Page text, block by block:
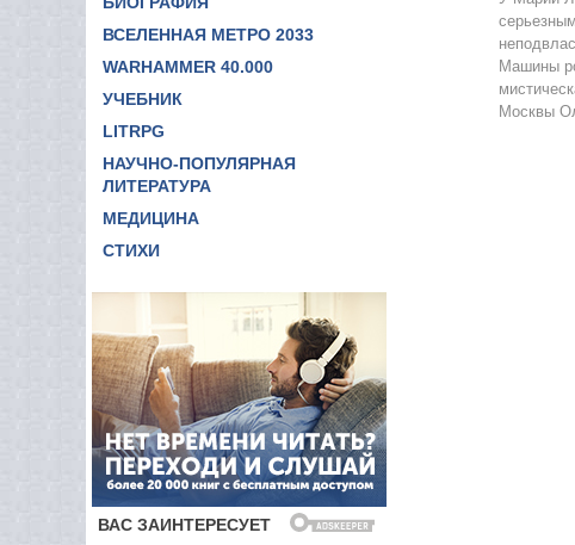
ВСЕЛЕННАЯ МЕТРО 2033
WARHAMMER 40.000
УЧЕБНИК
LITRPG
НАУЧНО-ПОПУЛЯРНАЯ
ЛИТЕРАТУРА
МЕДИЦИНА
СТИХИ
Машины
Москвы